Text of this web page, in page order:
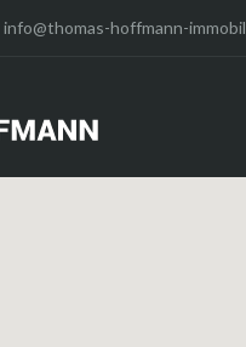
info@thomas-hoffmann-